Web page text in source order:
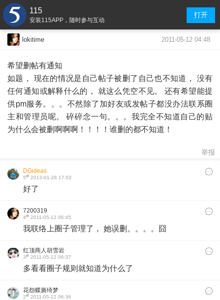
115
安装115APP，随时参与互动
打开
lokitime 2011-05-12 04:48
希望删帖有通知
如题， 现在的情况是自己帖子被删了自己也不知道， 没有
任何通知或解释什么的， 就这么凭空不见。 还有希望能提
供pm服务。。。不然除了加好友或发帖子都没办法联系圈
主和管理员呢。 碎碎念一句。。。我完全不知道自己的贴
为什么会被删啊啊啊！！！！谁删的都不知道！
举报
DGideas
5# 2013-01-28 17:02
好了
7200319
4# 2011-05-12 06:45
我联络上圈子管理了， 她误删。。。。囧
红顶商人胡雪岩
3# 2011-05-12 06:37
多看看圈子规则就知道为什么了
花怨蝶旖绮梦
2# 2011-05-12 06:36